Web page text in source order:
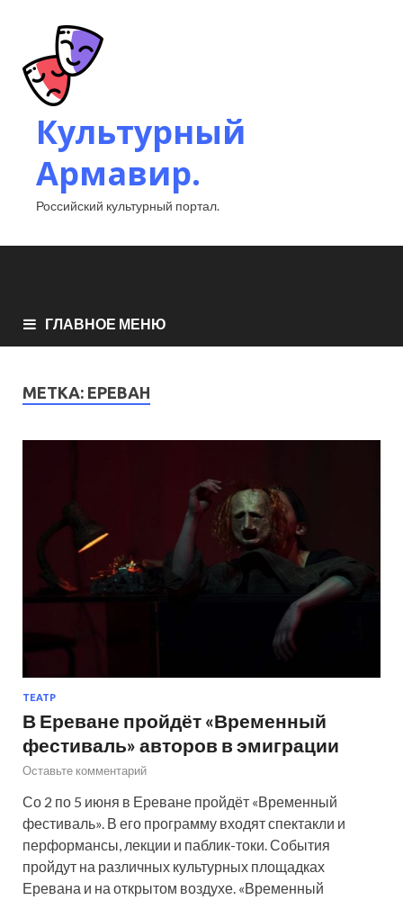
Культурный
Армавир.
Российский культурный портал.
ГЛАВНОЕ МЕНЮ
МЕТКА: ЕРЕВАН
ТЕАТР
В Ереване пройдёт «Временный
фестиваль» авторов в эмиграции
Оставьте комментарий
Со 2 по 5 июня в Ереване пройдёт «Временный
фестиваль». В его программу входят спектакли и
перформансы, лекции и паблик-токи. События
пройдут на различных культурных площадках
Еревана и на открытом воздухе. «Временный